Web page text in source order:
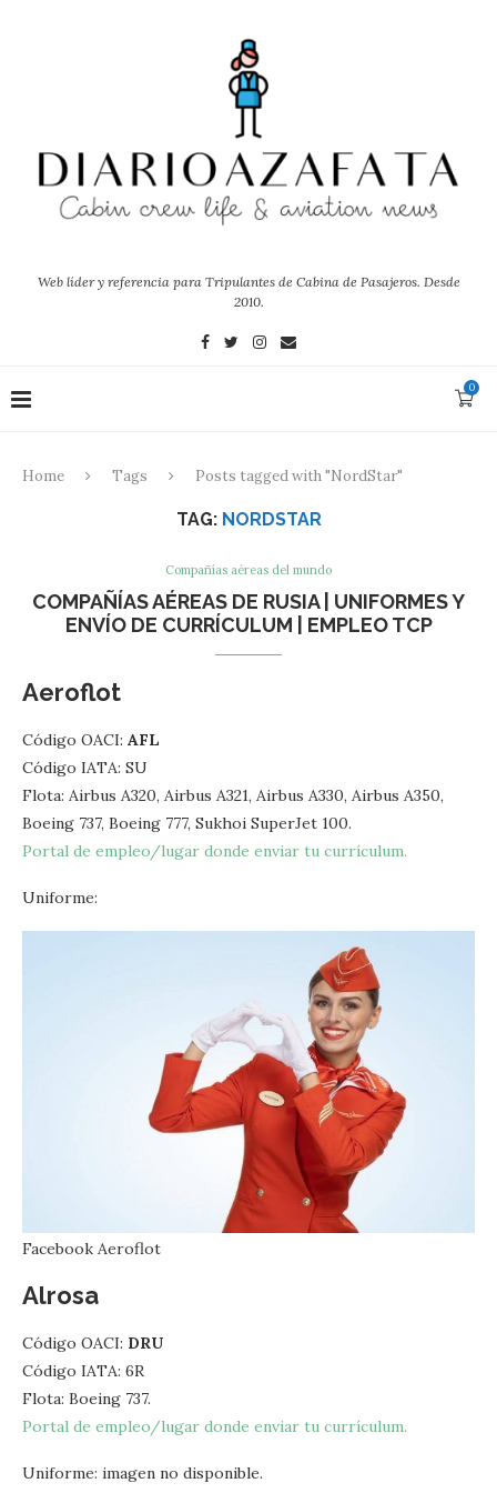
Web líder y referencia para Tripulantes de Cabina de Pasajeros. Desde
2010.
0
Home Tags Posts tagged with "NordStar"
TAG: NORDSTAR
Compañías aéreas del mundo
COMPAÑÍAS AÉREAS DE RUSIA | UNIFORMES Y
ENVÍO DE CURRÍCULUM | EMPLEO TCP
Aeroflot
Código OACI: AFL
Código IATA: SU
Flota: Airbus A320, Airbus A321, Airbus A330, Airbus A350,
Boeing 737, Boeing 777, Sukhoi SuperJet 100.
Portal de empleo/lugar donde enviar tu currículum.
Uniforme:
Facebook Aeroflot
Alrosa
Código OACI: DRU
Código IATA: 6R
Flota: Boeing 737.
Portal de empleo/lugar donde enviar tu currículum.
Uniforme: imagen no disponible.